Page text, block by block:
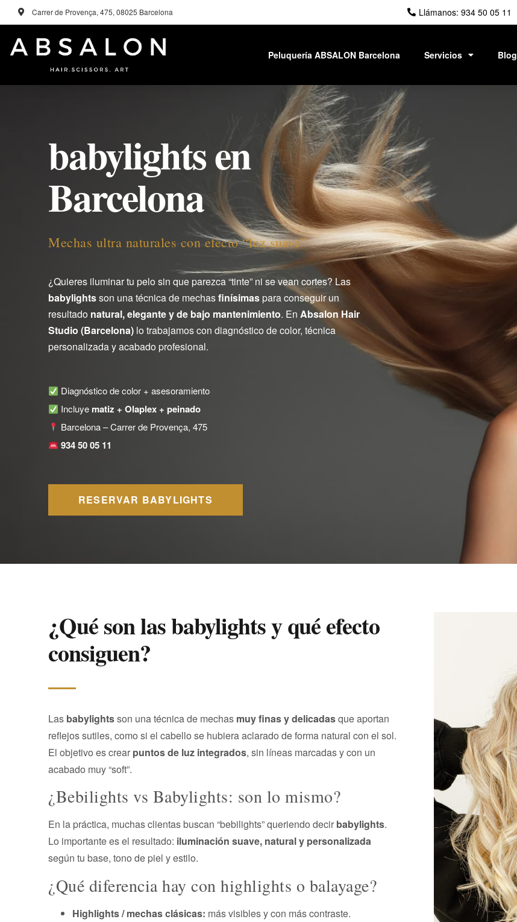
Carrer de Provença, 475, 08025 Barcelona Llámanos: 934 50 05 11
Peluquería ABSALON Barcelona Servicios Blog
babylights en
Barcelona
Mechas ultra naturales con efecto “luz suave”
¿Quieres iluminar tu pelo sin que parezca “tinte” ni se vean cortes? Las
babylightsson una técnica de mechasfinísimas para conseguir un
resultado natural, elegante y de bajo mantenimiento. En Absalon Hair
Studio (Barcelona) lo trabajamos con diagnóstico de color, técnica
personalizada y acabado profesional.
Diagnóstico de color + asesoramiento
Incluye matiz + Olaplex + peinado
Barcelona – Carrer de Provença, 475
934 50 05 11
RESERVAR BABYLIGHTS
¿Qué son las babylights y qué efecto
consiguen?
Las babylightsson una técnica de mechas muy finas y delicadasque aportan
reflejos sutiles, como si el cabello se hubiera aclarado de forma natural con el sol.
El objetivo es crear puntos de luz integrados, sin líneas marcadas y con un
acabado muy “soft”.
¿Bebilights vs Babylights: son lo mismo?
En la práctica, muchas clientas buscan “bebilights” queriendo decir babylights.
Lo importante es el resultado: iluminación suave, natural y personalizada
según tu base, tono de piel y estilo.
¿Qué diferencia hay con highlights o balayage?
Highlights / mechas clásicas: más visibles y con más contraste.